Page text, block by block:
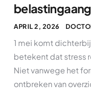
APRIL 2, 2026
1 mei komt
betekent dat stress
Niet vanwege het
ontbreken van